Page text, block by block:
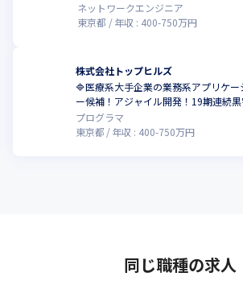
ネットワークエンジニア
東京都
年収 : 400-750万円
株式会社トップヒルズ
🔷医療系大手企業の業務系アプリケ
ー候補！アジャイル開発！19期連続
プログラマ
東京都
年収 : 400-750万円
同じ職種の求人